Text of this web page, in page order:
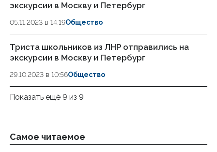
экскурсии в Москву и Петербург
05.11.2023 в 14:19Общество
Триста школьников из ЛНР отправились на
экскурсии в Москву и Петербург
29.10.2023 в 10:56Общество
Показать ещё 9 из 9
Самое читаемое